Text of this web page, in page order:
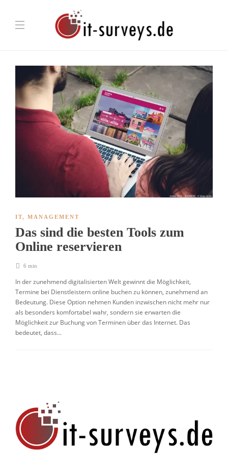
IT, MANAGEMENT
Das sind die besten Tools zum
Online reservieren
6 min
In der zunehmend digitalisierten Welt gewinnt die Möglichkeit,
Termine bei Dienstleistern online buchen zu können, zunehmend an
Bedeutung. Diese Option nehmen Kunden inzwischen nicht mehr nur
als besonders komfortabel wahr, sondern sie erwarten die
Möglichkeit zur Buchung von Terminen über das Internet. Das
bedeutet, dass...